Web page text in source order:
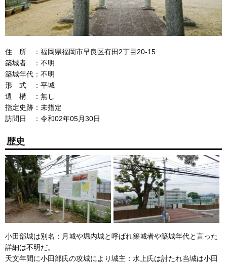
住 所 ：福岡県福岡市早良区有田2丁目20-15
築城者 ：不明
築城年代：不明
形 式 ：平城
遺 構 ：無し
指定史跡：未指定
訪問日 ：令和02年05月30日
歴史
小田部城は別名：月城や堀内城と呼ばれ築城者や築城年代と言った
詳細は不明だ。
天文年間に小田部氏の攻城により城主：水上氏は討たれ当城は小田